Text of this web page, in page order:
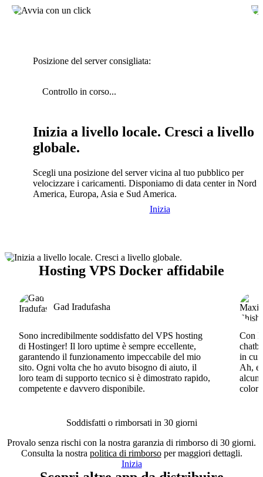
Posizione del server consigliata:
Controllo in corso...
Inizia a livello locale. Cresci a livello
globale.
Scegli una posizione del server vicina al tuo pubblico per
velocizzare i caricamenti. Disponiamo di data center in Nord
America, Europa, Asia e Sud America.
Inizia
Hosting VPS Docker affidabile
Gad Iradufasha
Sono incredibilmente soddisfatto del VPS hosting
di Hostinger! Il loro uptime è sempre eccellente,
garantendo il funzionamento impeccabile del mio
sito. Ogni volta che ho avuto bisogno di aiuto, il
loro team di supporto tecnico si è dimostrato rapido,
competente e davvero disponibile.
Con
in cui
Ah, e
alcun
Soddisfatti o rimborsati in 30 giorni
Provalo senza rischi con la nostra garanzia di rimborso di 30 giorni.
Consulta la nostra politica di rimborsoper maggiori dettagli.
Inizia